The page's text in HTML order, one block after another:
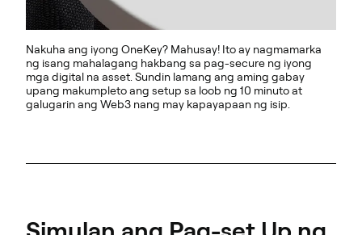
Nakuha ang iyong OneKey? Mahusay! Ito ay nagmamarka
ng isang mahalagang hakbang sa pag-secure ng iyong
mga digital na asset. Sundin lamang ang aming gabay
upang makumpleto ang setup sa loob ng 10 minuto at
galugarin ang Web3 nang may kapayapaan ng isip.